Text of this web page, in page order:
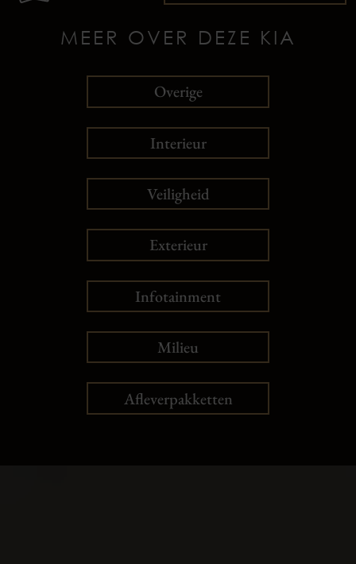
MEER OVER DEZE KIA
Overige
Interieur
Veiligheid
Exterieur
Infotainment
Milieu
Afleverpakketten